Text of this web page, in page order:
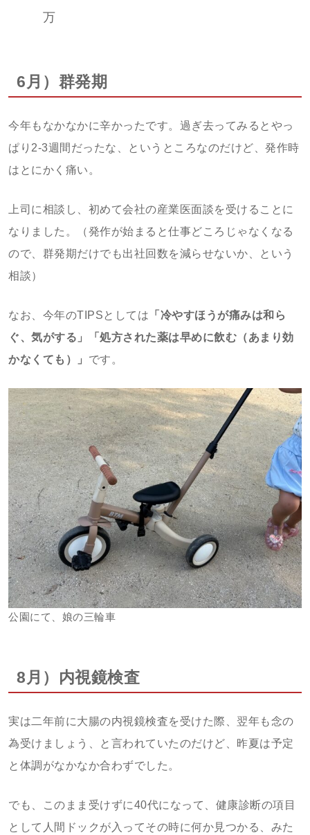
万
6月）群発期
今年もなかなかに辛かったです。過ぎ去ってみるとやっ
ぱり2-3週間だったな、というところなのだけど、発作時
はとにかく痛い。
上司に相談し、初めて会社の産業医面談を受けることに
なりました。（発作が始まると仕事どころじゃなくなる
ので、群発期だけでも出社回数を減らせないか、という
相談）
なお、今年のTIPSとしては 「冷やすほうが痛みは和ら
ぐ、気がする」「処方された薬は早めに飲む（あまり効
かなくても）」 です。
公園にて、娘の三輪車
8月）内視鏡検査
実は二年前に大腸の内視鏡検査を受けた際、翌年も念の
為受けましょう、と言われていたのだけど、昨夏は予定
と体調がなかなか合わずでした。
でも、このまま受けずに40代になって、健康診断の項目
として人間ドックが入ってその時に何か見つかる、みた